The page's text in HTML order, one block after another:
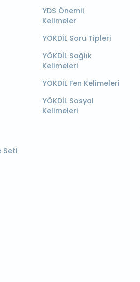
Seti
YDS Önemli
Kelimeler
YÖKDİL Soru Tipleri
YÖKDİL Sağlık
Kelimeleri
YÖKDİL Fen Kelimeleri
YÖKDİL Sosyal
Kelimeleri